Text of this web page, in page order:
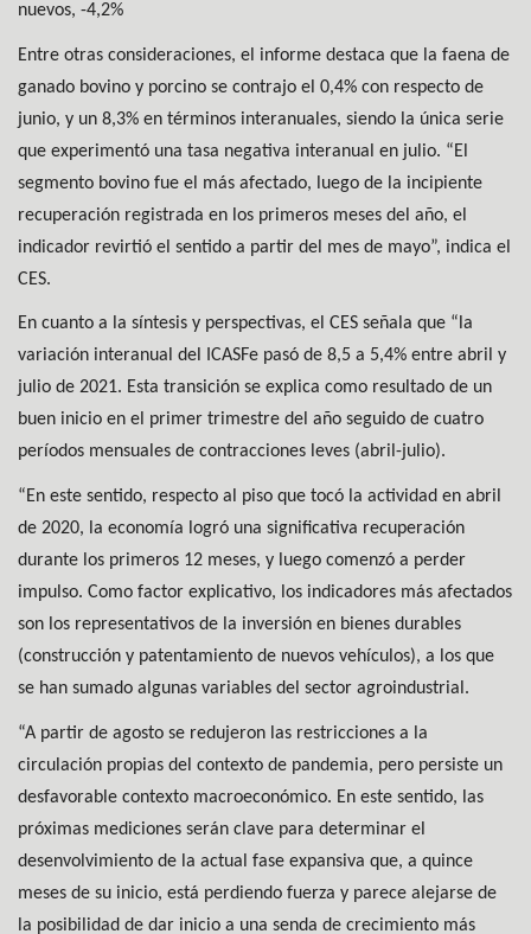
nuevos, -4,2%
Entre otras consideraciones, el informe destaca que la faena de
ganado bovino y porcino se contrajo el 0,4% con respecto de
junio, y un 8,3% en términos interanuales, siendo la única serie
que experimentó una tasa negativa interanual en julio. “El
segmento bovino fue el más afectado, luego de la incipiente
recuperación registrada en los primeros meses del año, el
indicador revirtió el sentido a partir del mes de mayo”, indica el
CES.
En cuanto a la síntesis y perspectivas, el CES señala que “la
variación interanual del ICASFe pasó de 8,5 a 5,4% entre abril y
julio de 2021. Esta transición se explica como resultado de un
buen inicio en el primer trimestre del año seguido de cuatro
períodos mensuales de contracciones leves (abril-julio).
“En este sentido, respecto al piso que tocó la actividad en abril
de 2020, la economía logró una significativa recuperación
durante los primeros 12 meses, y luego comenzó a perder
impulso. Como factor explicativo, los indicadores más afectados
son los representativos de la inversión en bienes durables
(construcción y patentamiento de nuevos vehículos), a los que
se han sumado algunas variables del sector agroindustrial.
“A partir de agosto se redujeron las restricciones a la
circulación propias del contexto de pandemia, pero persiste un
desfavorable contexto macroeconómico. En este sentido, las
próximas mediciones serán clave para determinar el
desenvolvimiento de la actual fase expansiva que, a quince
meses de su inicio, está perdiendo fuerza y parece alejarse de
la posibilidad de dar inicio a una senda de crecimiento más